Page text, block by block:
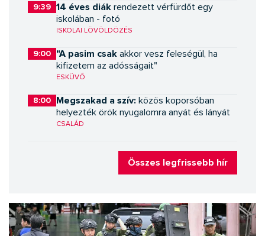
9:39 14 éves diák rendezett vérfürdőt egy
iskolában - fotó
ISKOLAI LÖVÖLDÖZÉS
9:00 "A pasim csak akkor vesz feleségül, ha
kifizetem az adósságait"
ESKÜVŐ
8:00 Megszakad a szív: közös koporsóban
helyezték örök nyugalomra anyát és lányát
CSALÁD
Összes legfrissebb hír